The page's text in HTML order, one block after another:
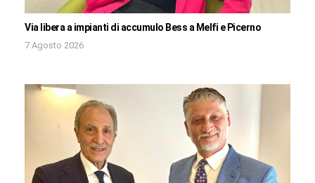
Via libera a impianti di accumulo Bess a Melfi e Picerno
7 Agosto 2026